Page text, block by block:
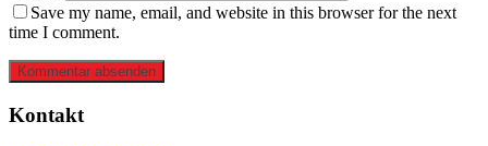
Save my name, email, and website in this browser for the next
time I comment.
Kommentar absenden
Kontakt